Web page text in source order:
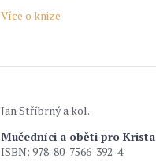
Více o knize
Jan Stříbrný a kol.
Mučedníci a oběti pro Krista
ISBN: 978-80-7566-392-4